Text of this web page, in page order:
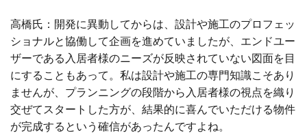
高橋氏：開発に異動してからは、設計や施工のプロフェッ
ショナルと協働して企画を進めていましたが、エンドユー
ザーである入居者様のニーズが反映されていない図面を目
にすることもあって。私は設計や施工の専門知識こそあり
ませんが、プランニングの段階から入居者様の視点を織り
交ぜてスタートした方が、結果的に喜んでいただける物件
が完成するという確信があったんですよね。